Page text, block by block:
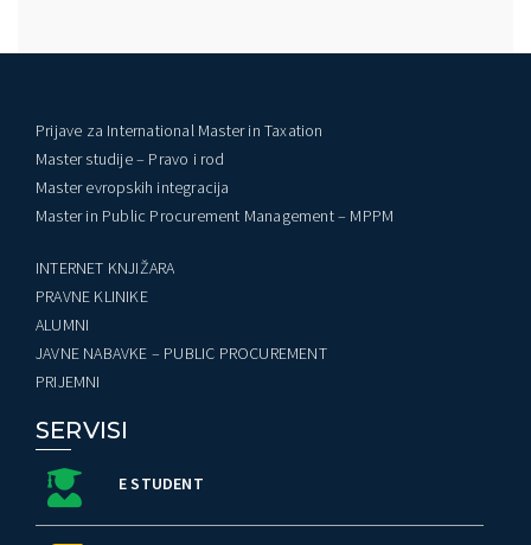
Prijave za International Master in Taxation
Master studije – Pravo i rod
Master evropskih integracija
Master in Public Procurement Management – MPPM
INTERNET KNJIŽARA
PRAVNE KLINIKE
ALUMNI
JAVNE NABAVKE – PUBLIC PROCUREMENT
PRIJEMNI
SERVISI
E STUDENT